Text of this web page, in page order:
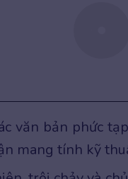
văn bản phức
mang tính kỹ